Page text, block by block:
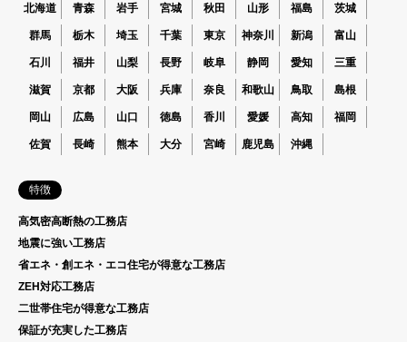
北海道 青森 岩手 宮城 秋田 山形 福島 茨城
群馬 栃木 埼玉 千葉 東京 神奈川 新潟 富山
石川 福井 山梨 長野 岐阜 静岡 愛知 三重
滋賀 京都 大阪 兵庫 奈良 和歌山 鳥取 島根
岡山 広島 山口 徳島 香川 愛媛 高知 福岡
佐賀 長崎 熊本 大分 宮崎 鹿児島 沖縄
特徴
高気密高断熱の工務店
地震に強い工務店
省エネ・創エネ・エコ住宅が得意な工務店
ZEH対応工務店
二世帯住宅が得意な工務店
保証が充実した工務店